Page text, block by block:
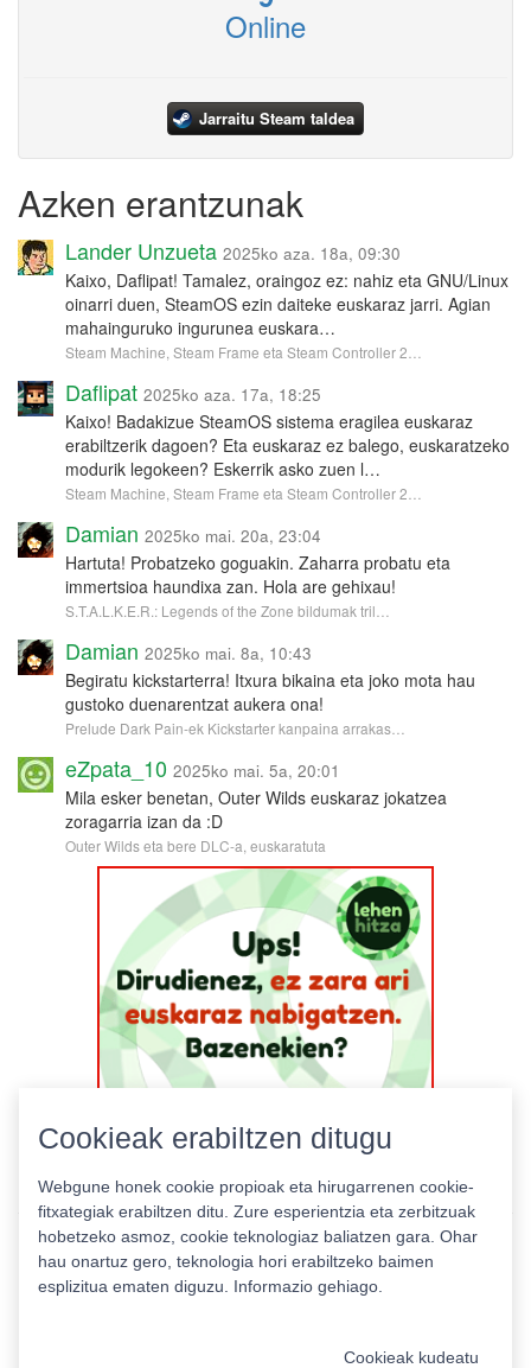
Online
Jarraitu Steam taldea
Azken erantzunak
Lander Unzueta 2025ko aza. 18a, 09:30
Kaixo, Daflipat! Tamalez, oraingoz ez: nahiz eta GNU/Linux
oinarri duen, SteamOS ezin daiteke euskaraz jarri. Agian
mahainguruko ingurunea euskara…
Steam Machine, Steam Frame eta Steam Controller 2…
Daflipat 2025ko aza. 17a, 18:25
Kaixo! Badakizue SteamOS sistema eragilea euskaraz
erabiltzerik dagoen? Eta euskaraz ez balego, euskaratzeko
modurik legokeen? Eskerrik asko zuen l…
Steam Machine, Steam Frame eta Steam Controller 2…
Damian 2025ko mai. 20a, 23:04
Hartuta! Probatzeko goguakin. Zaharra probatu eta
immertsioa haundixa zan. Hola are gehixau!
S.T.A.L.K.E.R.: Legends of the Zone bildumak tril…
Damian 2025ko mai. 8a, 10:43
Begiratu kickstarterra! Itxura bikaina eta joko mota hau
gustoko duenarentzat aukera ona!
Prelude Dark Pain-ek Kickstarter kanpaina arrakas…
eZpata_10 2025ko mai. 5a, 20:01
Mila esker benetan, Outer Wilds euskaraz jokatzea
zoragarria izan da :D
Outer Wilds eta bere DLC-a, euskaratuta
Estatistikak
Cookieak erabiltzen ditugu
Webgune honek cookie propioak eta hirugarrenen cookie-
fitxategiak erabiltzen ditu. Zure esperientzia eta zerbitzuak
hobetzeko asmoz, cookie teknologiaz baliatzen gara. Ohar
hau onartuz gero, teknologia hori erabiltzeko baimen
esplizitua ematen diguzu. Informazio gehiago.
Cookieak kudeatu